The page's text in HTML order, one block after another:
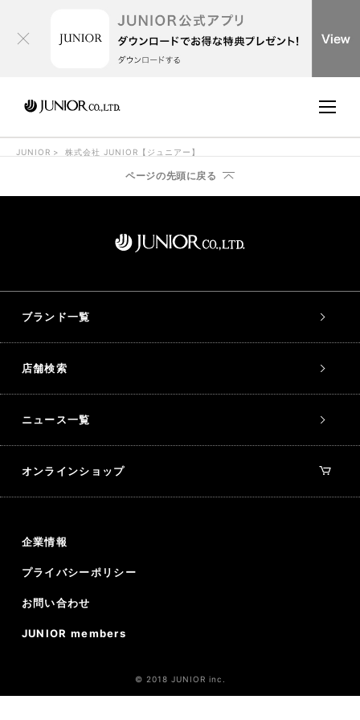
JUNIOR 株式会社 JUNIOR【ジュニアー】
ページの先頭に戻る
ブランド一覧
店舗検索
ニュース一覧
オンラインショップ
企業情報
プライバシーポリシー
お問い合わせ
JUNIOR members
© 2018 JUNIOR inc.